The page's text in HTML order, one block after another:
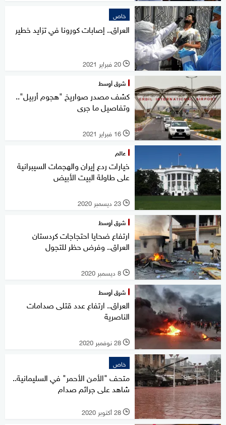
خاص
العراق.. إصابات كورونا في تزايد خطير
l 20 فبراير 2021
شرق أوسط
كشف مصدر صواريخ "هجوم أربيل"..
وتفاصيل ما جرى
l 16 فبراير 2021
عالم
خيارات ردع إيران والهجمات السيبرانية
على طاولة البيت الأبيض
l 23 ديسمبر 2020
شرق أوسط
ارتفاع ضحايا احتجاجات كردستان
العراق.. وفرض حظر للتجول
l 8 ديسمبر 2020
شرق أوسط
العراق.. ارتفاع عدد قتلى صدامات
الناصرية
l 28 نوفمبر 2020
خاص
متحف "الأمن الأحمر" في السليمانية..
شاهد على جرائم صدام
l 28 أكتوبر 2020